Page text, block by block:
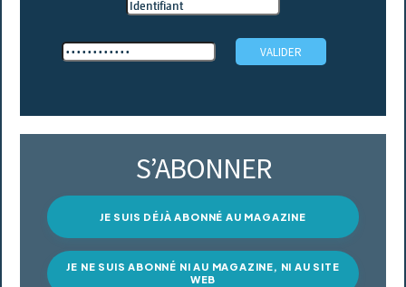
S’ABONNER
JE SUIS DÉJÀ ABONNÉ AU MAGAZINE
JE NE SUIS ABONNÉ NI AU MAGAZINE, NI AU SITE
WEB